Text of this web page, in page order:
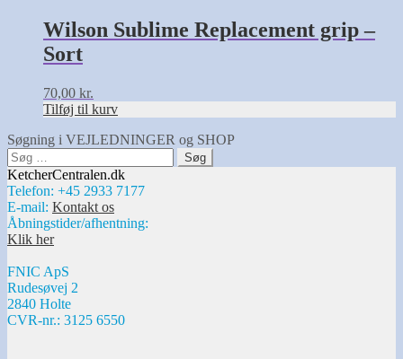
Wilson Sublime Replacement grip –
Sort
70,00 kr.
Tilføj til kurv
Søgning i VEJLEDNINGER og SHOP
Søg
efter:
KetcherCentralen.dk
Telefon: +45 2933 7177
E-mail: Kontakt os
Åbningstider/afhentning:
Klik her
FNIC ApS
Rudesøvej 2
2840 Holte
CVR-nr.: 3125 6550